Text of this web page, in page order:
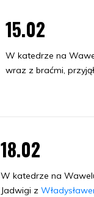
15.02
W katedrze na
wraz z braćmi,
18.02
W katedrze na
Jadwigi z